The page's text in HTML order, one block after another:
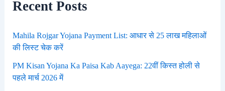
Recent Posts
Mahila Rojgar Yojana Payment List: आधार से 25 लाख महिलाओं
की लिस्ट चेक करें
PM Kisan Yojana Ka Paisa Kab Aayega: 22वीं किस्त होली से
पहले मार्च 2026 में